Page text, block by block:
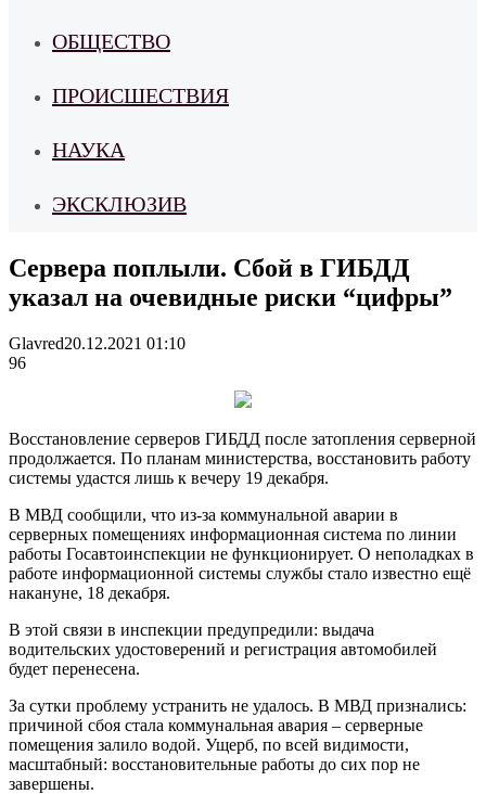
ОБЩЕСТВО
ПРОИСШЕСТВИЯ
НАУКА
ЭКСКЛЮЗИВ
Сервера поплыли. Сбой в ГИБДД
указал на очевидные риски “цифры”
Glavred20.12.2021 01:10
96
Восстановление серверов ГИБДД после затопления серверной
продолжается. По планам министерства, восстановить работу
системы удастся лишь к вечеру 19 декабря.
В МВД сообщили, что из-за коммунальной аварии в
серверных помещениях информационная система по линии
работы Госавтоинспекции не функционирует. О неполадках в
работе информационной системы службы стало известно ещё
накануне, 18 декабря.
В этой связи в инспекции предупредили: выдача
водительских удостоверений и регистрация автомобилей
будет перенесена.
За сутки проблему устранить не удалось. В МВД признались:
причиной сбоя стала коммунальная авария – серверные
помещения залило водой. Ущерб, по всей видимости,
масштабный: восстановительные работы до сих пор не
завершены.